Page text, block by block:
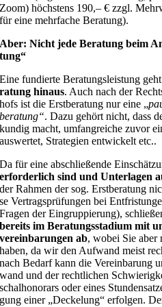
Zoom) höchs­tens 190,– € zzgl.
für eine mehr­fa­che Bera­tung).
Aber: Nicht jede Bera­tung beim
tung“
Eine fun­dier­te Bera­tungs­leis­tung
ra­tung hin­aus. Auch nach der
hofs ist die Erst­be­ra­tung nur eine „
be­ra­tung“. Dazu gehört nicht, dass
kun­dig macht, umfang­rei­che zuvor
aus­wer­tet, Stra­te­gien ent­wi­ckelt etc..
Da für eine abschlie­ßen­de
erfor­der­lich sind und Unter­la­gen
der Rah­men der sog. Erst­be­ra­tung
se Ver­trags­prü­fun­gen bei
Fra­gen der Ein­grup­pie­rung),
bereits im Bera­tungs­sta­di­um mit
ver­ein­ba­run­gen ab, wobei Sie aber
haben, da wir den Auf­wand meist
nach Bedarf kann die Ver­ein­ba­rung
wand und der recht­li­chen
schal­ho­no­rars oder eines
gung einer „Decke­lung“ erfol­gen.